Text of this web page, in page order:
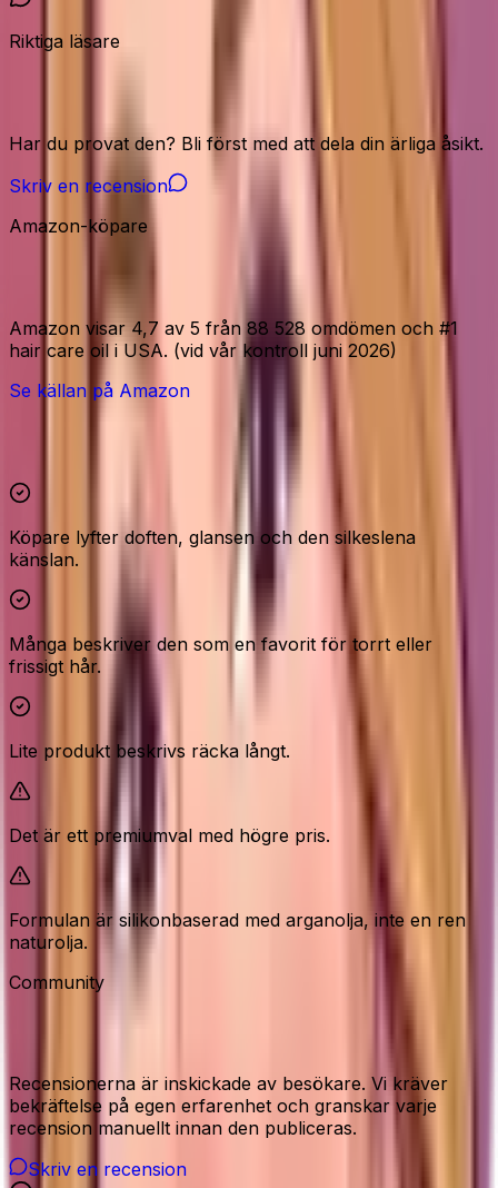
Riktiga läsare
Vår community
Har du provat den? Bli först med att dela din ärliga åsikt.
Skriv en recension
Amazon-köpare
Amazon-signaler
Amazon visar 4,7 av 5 från 88 528 omdömen och #1
hair care oil i USA. (vid vår kontroll juni 2026)
Se källan på Amazon
Höjdpunkter och reservationer
Köpare lyfter doften, glansen och den silkeslena
känslan.
Många beskriver den som en favorit för torrt eller
frissigt hår.
Lite produkt beskrivs räcka långt.
Det är ett premiumval med högre pris.
Formulan är silikonbaserad med arganolja, inte en ren
naturolja.
Community
Recensionerna är inskickade av besökare. Vi kräver
bekräftelse på egen erfarenhet och granskar varje
recension manuellt innan den publiceras.
Skriv en recension